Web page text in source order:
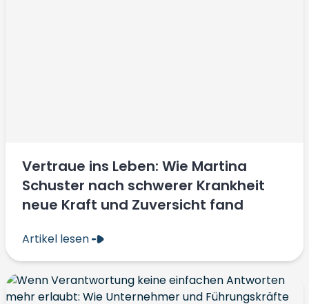
Vertraue ins Leben: Wie Martina
Schuster nach schwerer Krankheit
neue Kraft und Zuversicht fand
Artikel lesen